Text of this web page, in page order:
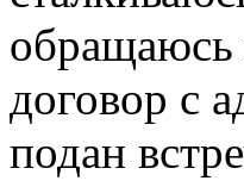
обращаюсь
договор с
подан